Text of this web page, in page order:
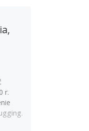
r.